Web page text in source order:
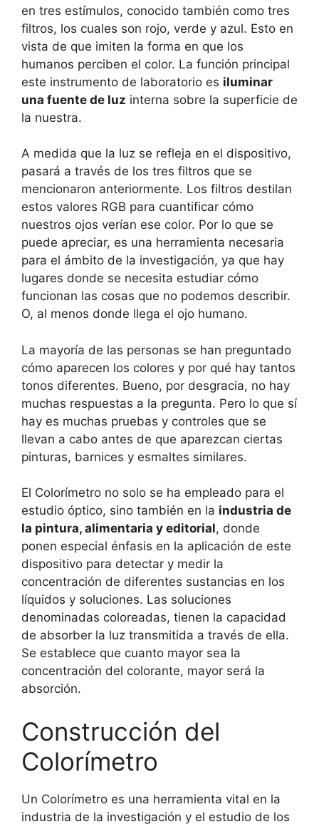
en tres estímulos, conocido también como tres
filtros, los cuales son rojo, verde y azul. Esto en
vista de que imiten la forma en que los
humanos perciben el color. La función principal
este instrumento de laboratorio es iluminar
una fuente de luz interna sobre la superficie de
la nuestra.
A medida que la luz se refleja en el dispositivo,
pasará a través de los tres filtros que se
mencionaron anteriormente. Los filtros destilan
estos valores RGB para cuantificar cómo
nuestros ojos verían ese color. Por lo que se
puede apreciar, es una herramienta necesaria
para el ámbito de la investigación, ya que hay
lugares donde se necesita estudiar cómo
funcionan las cosas que no podemos describir.
O, al menos donde llega el ojo humano.
La mayoría de las personas se han preguntado
cómo aparecen los colores y por qué hay tantos
tonos diferentes. Bueno, por desgracia, no hay
muchas respuestas a la pregunta. Pero lo que sí
hay es muchas pruebas y controles que se
llevan a cabo antes de que aparezcan ciertas
pinturas, barnices y esmaltes similares.
El Colorímetro no solo se ha empleado para el
estudio óptico, sino también en la industria de
la pintura, alimentaria y editorial, donde
ponen especial énfasis en la aplicación de este
dispositivo para detectar y medir la
concentración de diferentes sustancias en los
líquidos y soluciones. Las soluciones
denominadas coloreadas, tienen la capacidad
de absorber la luz transmitida a través de ella.
Se establece que cuanto mayor sea la
concentración del colorante, mayor será la
absorción.
Construcción del
Colorímetro
Un Colorímetro es una herramienta vital en la
industria de la investigación y el estudio de los